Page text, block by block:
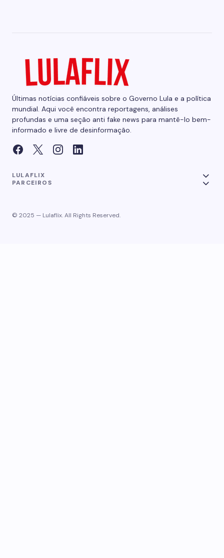
Últimas notícias confiáveis sobre o Governo Lula e a política
mundial. Aqui você encontra reportagens, análises
profundas e uma seção anti fake news para mantê-lo bem-
informado e livre de desinformação.
LULAFLIX
PARCEIROS
© 2025 — Lulaflix. All Rights Reserved.